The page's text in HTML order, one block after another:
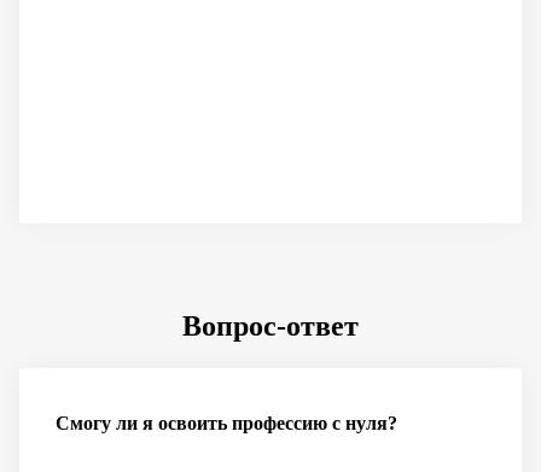
Вопрос-ответ
Смогу ли я освоить профессию с нуля?